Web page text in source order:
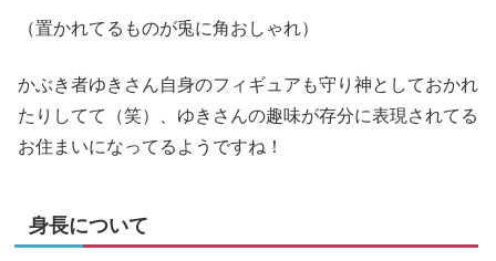
（置かれてるものが兎に角おしゃれ）
かぶき者ゆきさん自身のフィギュアも守り神としておかれ
たりしてて（笑）、ゆきさんの趣味が存分に表現されてる
お住まいになってるようですね！
身長について